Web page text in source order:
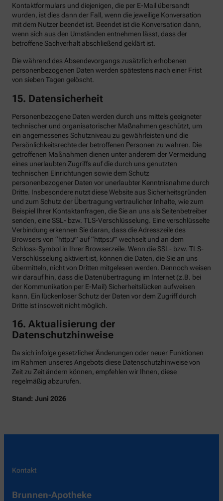
Kontaktformulars und diejenigen, die per E-Mail übersandt
wurden, ist dies dann der Fall, wenn die jeweilige Konversation
mit dem Nutzer beendet ist. Beendet ist die Konversation dann,
wenn sich aus den Umständen entnehmen lässt, dass der
betroffene Sachverhalt abschließend geklärt ist.
Die während des Absendevorgangs zusätzlich erhobenen
personenbezogenen Daten werden spätestens nach einer Frist
von sieben Tagen gelöscht.
15. Datensicherheit
Personenbezogene Daten werden durch uns mittels geeigneter
technischer und organisatorischer Maßnahmen geschützt, um
ein angemessenes Schutzniveau zu gewährleisten und die
Persönlichkeitsrechte der betroffenen Personen zu wahren. Die
getroffenen Maßnahmen dienen unter anderem der Vermeidung
eines unerlaubten Zugriffs auf die durch uns genutzten
technischen Einrichtungen sowie dem Schutz
personenbezogener Daten vor unerlaubter Kenntnisnahme durch
Dritte. Insbesondere nutzt diese Website aus Sicherheitsgründen
und zum Schutz der Übertragung vertraulicher Inhalte, wie zum
Beispiel Ihrer Kontaktanfragen, die Sie an uns als Seitenbetreiber
senden, eine SSL- bzw. TLS-Verschlüsselung. Eine verschlüsselte
Verbindung erkennen Sie daran, dass die Adresszeile des
Browsers von “http://” auf “https://” wechselt und an dem
Schloss-Symbol in Ihrer Browserzeile. Wenn die SSL- bzw. TLS-
Verschlüsselung aktiviert ist, können die Daten, die Sie an uns
übermitteln, nicht von Dritten mitgelesen werden. Dennoch weisen
wir darauf hin, dass die Datenübertragung im Internet (z.B. bei
der Kommunikation per E-Mail) Sicherheitslücken aufweisen
kann. Ein lückenloser Schutz der Daten vor dem Zugriff durch
Dritte ist insoweit nicht möglich.
16. Aktualisierung der
Datenschutzhinweise
Da sich infolge gesetzlicher Änderungen oder neuer Funktionen
im Rahmen unseres Angebots diese Datenschutzhinweise von
Zeit zu Zeit ändern können, empfehlen wir Ihnen, diese
regelmäßig abzurufen.
Stand: Juni 2026
Kontakt
Brunnen-Apotheke